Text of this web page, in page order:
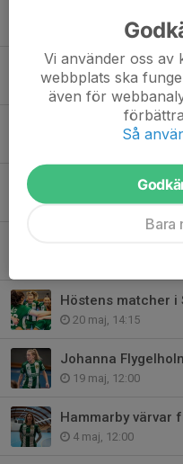
29 jun, 11:30
Målvaktslöfte
22 jun, 12:00
Nästa talang in –
Talangfull
4 jun, 12:00
Höstens matcher i
20 maj, 14:15
Johanna
19 maj, 12:00
Hammarby värvar
4 maj, 12:00
Vi använder oss
webbplats ska
även för
Så
Bara